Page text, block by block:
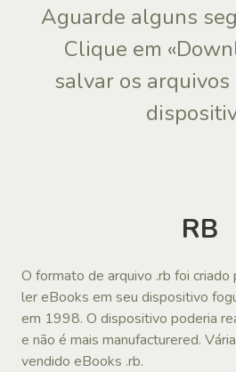
Aguarde alguns
Clique em
salvar os arquivos
RB
O formato de arquivo .rb foi
ler eBooks em seu dispositivo
em 1998. O dispositivo poderia
e não é mais manufacturered.
vendido eBooks .rb.